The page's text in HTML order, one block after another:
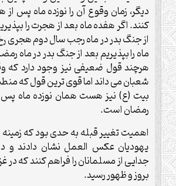
دیگر، زمان وقوع آن را نوزده ماه پس
کنند. اگر هفده ماه بعد از هجرت را
از جنگ بدر در ماه رجب سال دوم هجری رخ
ماه را بپذیریم بعد از جنگ بدر در ماه
هرچند قول ضعیفی نیز وجود دارد که
شعبان می داند اما قوی ترین قول که
بیت (ع) نیز هست همان نوزده ماه پس
رمضان است.
اهمیت تغییر قبله به حدی بود که زمینه
یهودیان عکس العمل نشان دادند و
جدایی از مسلمانان را فراهم کنند که در
بروز و ظهور رسید.